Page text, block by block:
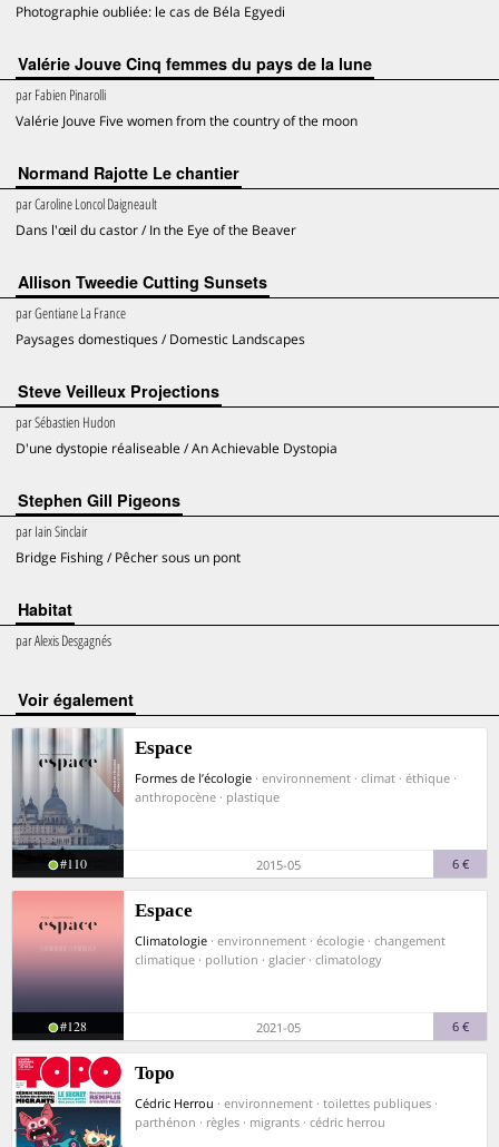
Photographie oubliée: le cas de Béla Egyedi
Valérie Jouve Cinq femmes du pays de la lune
parFabien Pinarolli
Valérie Jouve Five women from the country of the moon
Normand Rajotte Le chantier
parCaroline Loncol Daigneault
Dans l'œil du castor / In the Eye of the Beaver
Allison Tweedie Cutting Sunsets
parGentiane La France
Paysages domestiques / Domestic Landscapes
Steve Veilleux Projections
parSébastien Hudon
D'une dystopie réaliseable / An Achievable Dystopia
Stephen Gill Pigeons
parIain Sinclair
Bridge Fishing / Pêcher sous un pont
Habitat
parAlexis Desgagnés
voir également
Espace
Formes de l’écologie · environnement · climat · éthique ·
anthropocène · plastique
#110 2015-05 6 €
Espace
Climatologie · environnement · écologie · changement
climatique · pollution · glacier · climatology
#128 2021-05 6 €
Topo
Cédric Herrou · environnement · toilettes publiques ·
parthénon · règles · migrants · cédric herrou